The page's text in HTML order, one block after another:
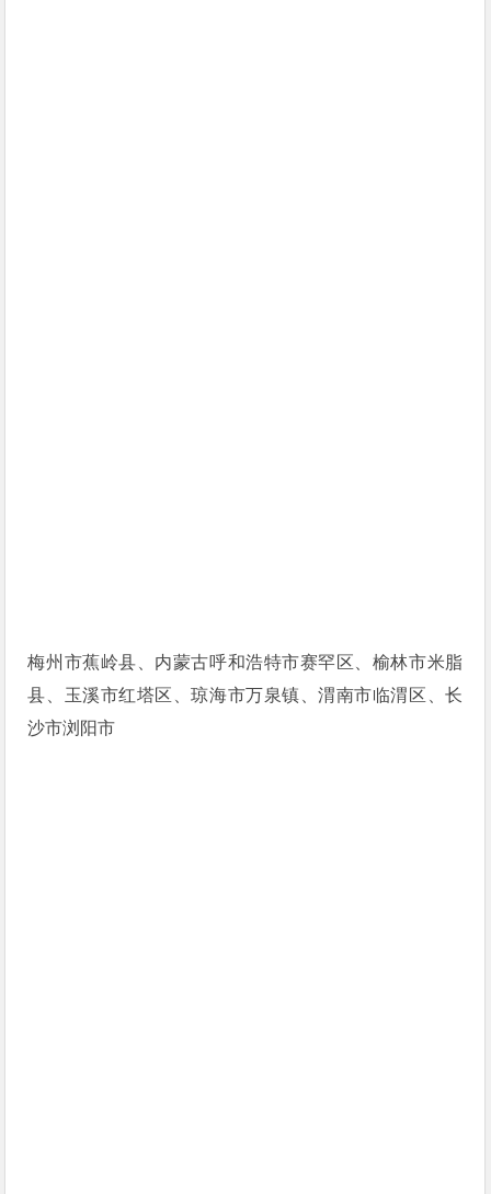
梅州市蕉岭县、内蒙古呼和浩特市赛罕区、榆林市米脂
县、玉溪市红塔区、琼海市万泉镇、渭南市临渭区、长
沙市浏阳市